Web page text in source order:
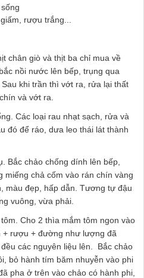
rượu trắng...
chân giò và thịt ba chỉ mua về
nồi nước lên bếp, trụng qua
khi trần thì vớt ra, rửa lại thất
và vớt ra.
Các loại rau nhạt sạch, rửa và
đó để ráo, dưa leo thái lát thành
Bắc chảo chống dính lên bếp,
chả cốm vào rán chín vàng
màu đẹp, hấp dẫn. Tương tự đậu
vuông, vừa phải.
Cho 2 thìa mắm tôm ngon vào
+ rượu + đường như lượng đã
các nguyên liệu lên. Bắc chảo
bỏ hành tím băm nhuyễn vào phi
pha ở trên vào chảo có hành phi,